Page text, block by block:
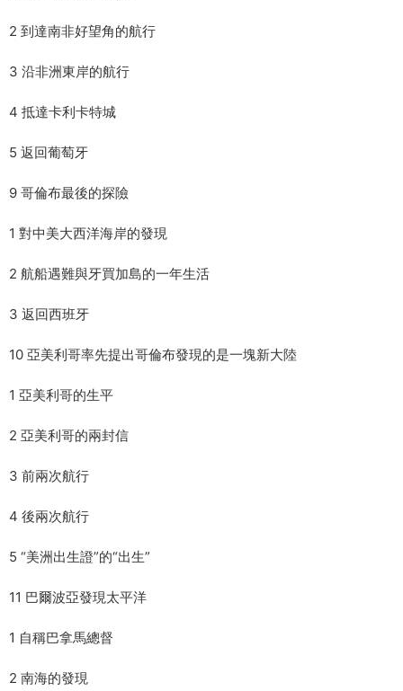
2 到達南非好望角的航行
3 沿非洲東岸的航行
4 抵達卡利卡特城
5 返回葡萄牙
9 哥倫布最後的探險
1 對中美大西洋海岸的發現
2 航船遇難與牙買加島的一年生活
3 返回西班牙
10 亞美利哥率先提出哥倫布發現的是一塊新大陸
1 亞美利哥的生平
2 亞美利哥的兩封信
3 前兩次航行
4 後兩次航行
5 “美洲出生證”的“出生”
11 巴爾波亞發現太平洋
1 自稱巴拿馬總督
2 南海的發現